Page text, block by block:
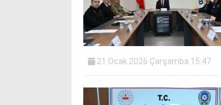
21 Ocak 2026 Çarşamba 15:47